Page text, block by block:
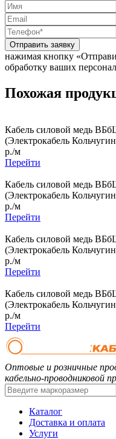
Отправить заявку
нажимая кнопку
обработку ваших
Похожая
Кабель силовой медь
(Электрокабель
р./м
Перейти
Кабель силовой медь
(Электрокабель
р./м
Перейти
Кабель силовой медь
(Электрокабель
р./м
Перейти
Кабель силовой медь
(Электрокабель
р./м
Перейти
Оптовые и розничные
кабельно-проводниковой
Каталог
Доставка и оплата
Услуги